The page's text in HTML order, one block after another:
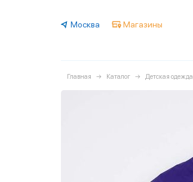
Москва Магазины
Главная Каталог Детская одежда